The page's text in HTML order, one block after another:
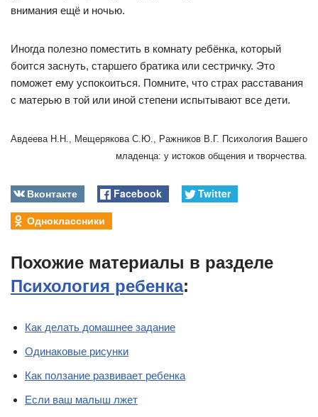
внимания ещё и ночью.
Иногда полезно поместить в комнату ребёнка, который
боится заснуть, старшего братика или сестричку. Это
поможет ему успокоиться. Помните, что страх расставания
с матерью в той или иной степени испытывают все дети.
Авдеева Н.Н., Мещерякова С.Ю., Ражников В.Г. Психология Вашего
младенца: у истоков общения и творчества.
Вконтакте Facebook
Twitter
Одноклассники
Похожие материалы в разделе
Психология ребенка:
Как делать домашнее задание
Одинаковые рисунки
Как ползание развивает ребенка
Если ваш малыш лжет